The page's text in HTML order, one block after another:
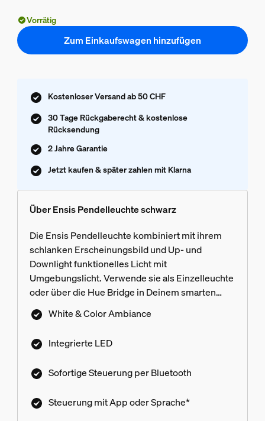
Vorrätig
Zum Einkaufswagen hinzufügen
Kostenloser Versand ab 50 CHF
30 Tage Rückgaberecht & kostenlose
Rücksendung
2 Jahre Garantie
Jetzt kaufen & später zahlen mit Klarna
Über Ensis Pendelleuchte schwarz
Die Ensis Pendelleuchte kombiniert mit ihrem
schlanken Erscheinungsbild und Up- und
Downlight funktionelles Licht mit
Umgebungslicht. Verwende sie als Einzelleuchte
oder über die Hue Bridge in Deinem smarten
Lichtsystem.
White & Color Ambiance
Integrierte LED
Sofortige Steuerung per Bluetooth
Steuerung mit App oder Sprache*